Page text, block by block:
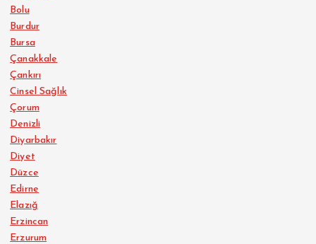
Bolu
Burdur
Bursa
Çanakkale
Çankırı
Cinsel Sağlık
Çorum
Denizli
Diyarbakır
Diyet
Düzce
Edirne
Elazığ
Erzincan
Erzurum